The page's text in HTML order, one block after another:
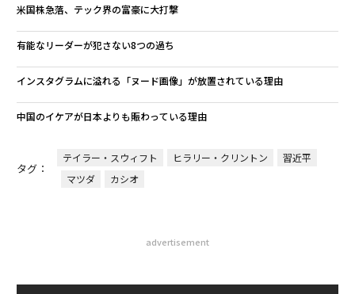
米国株急落、テック界の富豪に大打撃
有能なリーダーが犯さない8つの過ち
インスタグラムに溢れる「ヌード画像」が放置されている理由
中国のイケアが日本よりも賑わっている理由
タグ：
テイラー・スウィフト ヒラリー・クリントン
習近平
マツダ
カシオ
advertisement